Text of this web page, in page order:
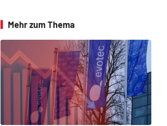
Mehr zum Thema